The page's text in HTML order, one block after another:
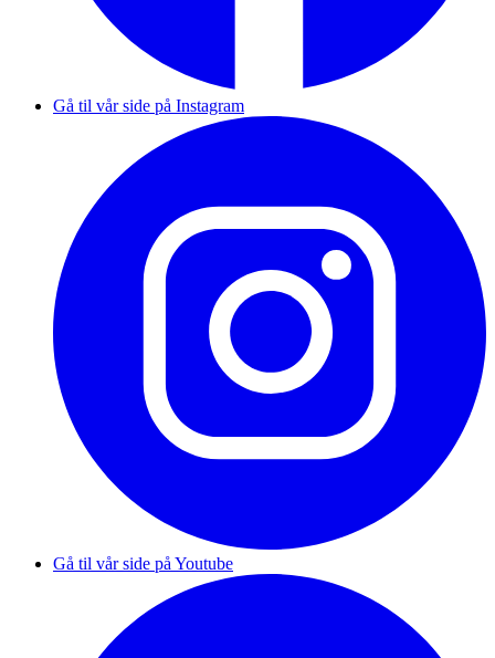
Gå til vår side på Instagram
Gå til vår side på Youtube